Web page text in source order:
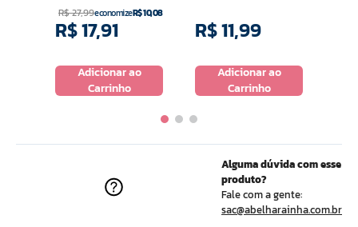
R$27,99economizeR$10,08
R$17,91
Adicionar ao
Carrinho
R$11,99
Adicionar ao
Carrinho
Alguma dúvida com esse
produto?
Fale com a gente:
sac@abelharainha.com.br